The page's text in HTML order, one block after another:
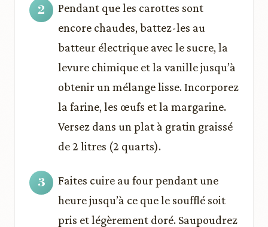
Pendant que les carottes sont
encore chaudes, battez-les au
batteur électrique avec le sucre, la
levure chimique et la vanille jusqu’à
obtenir un mélange lisse. Incorporez
la farine, les œufs et la margarine.
Versez dans un plat à gratin graissé
de 2 litres (2 quarts).
Faites cuire au four pendant une
heure jusqu’à ce que le soufflé soit
pris et légèrement doré. Saupoudrez